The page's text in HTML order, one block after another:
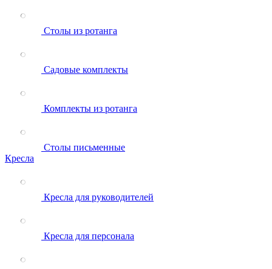
Столы из ротанга
Садовые комплекты
Комплекты из ротанга
Столы письменные
Кресла
Кресла для руководителей
Кресла для персонала